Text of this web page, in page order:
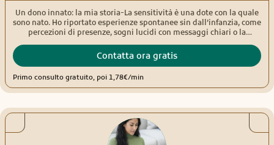
Un dono innato: la mia storia-La sensitività è una dote con la quale
sono nato. Ho riportato esperienze spontanee sin dall’infanzia, come
percezioni di presenze, sogni lucidi con messaggi chiari o la
esperienze precoci hanno plasmato il mio percorso, portandomi a
comprendere e affinare il mio dono per metterlo al servizio degli
supportoLe persone che si rivolgono a me possono aspettarsi
empatia, verità, comprensione, supporto e consigli pratici per
esplorare vari temi come amore, famiglia, lavoro e finanza, fornendo
risposte e orientamento per risolvere preoccupazioni e chiarire
pensieri. Il mio approccio è Il mio approccio è guidato dalla volontà
di offrirti una guida autentica e costruttiva per il tuo benessere.
Contatta ora gratis
Primo consulto gratuito, poi 1,78€/min